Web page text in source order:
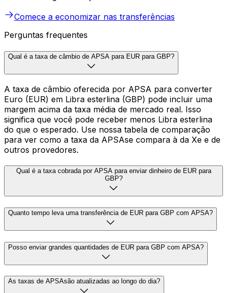
Comece a economizar nas transferências
Perguntas frequentes
Qual é a taxa de câmbio de APSA para EUR para GBP?
A taxa de câmbio oferecida por APSA para converter
Euro (EUR) em Libra esterlina (GBP) pode incluir uma
margem acima da taxa média de mercado real. Isso
significa que você pode receber menos Libra esterlina
do que o esperado. Use nossa tabela de comparação
para ver como a taxa da APSAse compara à da Xe e de
outros provedores.
Qual é a taxa cobrada por APSA para enviar dinheiro de EUR para
GBP?
Quanto tempo leva uma transferência de EUR para GBP com APSA?
Posso enviar grandes quantidades de EUR para GBP com APSA?
As taxas de APSAsão atualizadas ao longo do dia?